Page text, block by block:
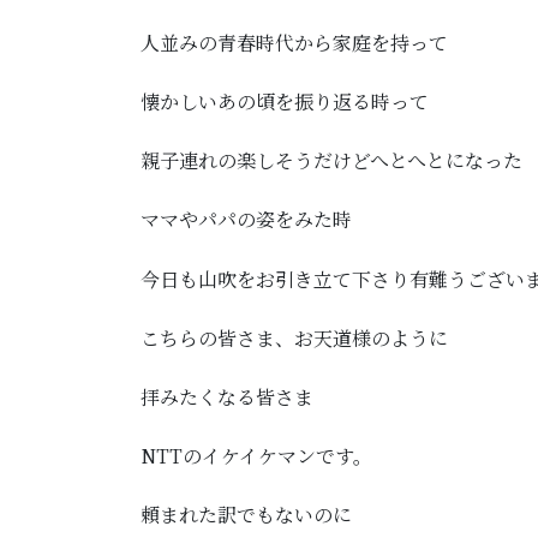
人並みの青春時代から家庭を持って
懐かしいあの頃を振り返る時って
親子連れの楽しそうだけどへとへとになった
ママやパパの姿をみた時
今日も山吹をお引き立て下さり有難うござい
こちらの皆さま、お天道様のように
拝みたくなる皆さま
NTTのイケイケマンです。
頼まれた訳でもないのに